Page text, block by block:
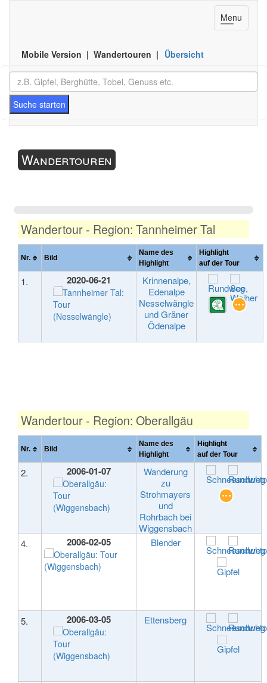
Toggle
navigation
Menu
Mobile Version | Wandertouren | Übersicht
Suche starten
Wandertouren
Wandertour - Region: Tannheimer Tal
Nr. Bild
Name des
Highlight
Highlight
auf der Tour
1. 2020-06-21
Krinnenalpe,
Edenalpe
Nesselwängle
und Gräner
Ödenalpe
Wandertour - Region: Oberallgäu
Nr. Bild
Name des
Highlight
Highlight
auf der Tour
2. 2006-01-07
Wanderung
zu
Strohmayers
und
Rohrbach bei
Wiggensbach
4.
2006-02-05 Blender
5. 2006-03-05 Ettensberg